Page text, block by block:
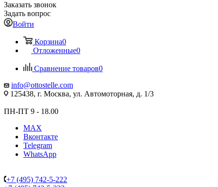
Заказать звонок
Задать вопрос
Войти
Корзина0
Отложенные0
Сравнение товаров0
info@ottostelle.com
125438, г. Москва, ул. Автомоторная, д. 1/3
ПН-ПТ 9 - 18.00
MAX
Вконтакте
Telegram
WhatsApp
+7 (495) 742-5-222